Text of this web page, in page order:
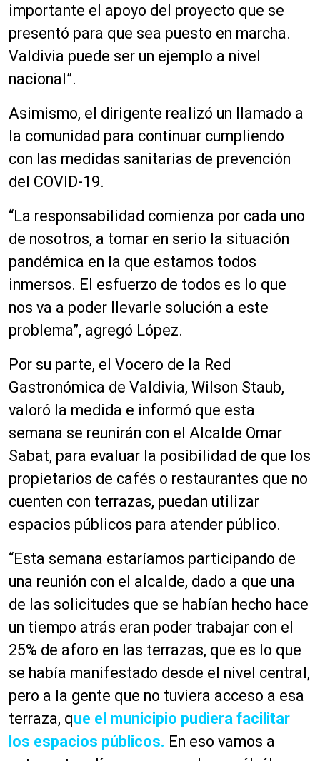
importante el apoyo del proyecto que se
presentó para que sea puesto en marcha.
Valdivia puede ser un ejemplo a nivel
nacional”.
Asimismo, el dirigente realizó un llamado a
la comunidad para continuar cumpliendo
con las medidas sanitarias de prevención
del COVID-19.
“La responsabilidad comienza por cada uno
de nosotros, a tomar en serio la situación
pandémica en la que estamos todos
inmersos. El esfuerzo de todos es lo que
nos va a poder llevarle solución a este
problema”, agregó López.
Por su parte, el Vocero de la Red
Gastronómica de Valdivia, Wilson Staub,
valoró la medida e informó que esta
semana se reunirán con el Alcalde Omar
Sabat, para evaluar la posibilidad de que los
propietarios de cafés o restaurantes que no
cuenten con terrazas, puedan utilizar
espacios públicos para atender público.
“Esta semana estaríamos participando de
una reunión con el alcalde, dado a que una
de las solicitudes que se habían hecho hace
un tiempo atrás eran poder trabajar con el
25% de aforo en las terrazas, que es lo que
se había manifestado desde el nivel central,
pero a la gente que no tuviera acceso a esa
terraza, que el municipio pudiera facilitar
los espacios públicos. En eso vamos a